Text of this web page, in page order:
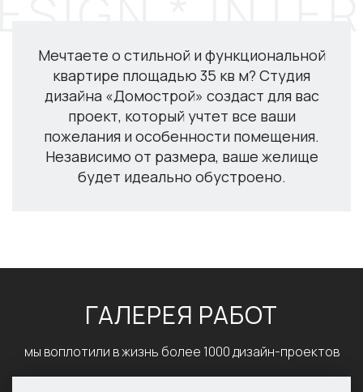
Мечтаете о стильной и функциональной
квартире площадью 35 кв м? Студия
дизайна «Домострой» создаст для вас
проект, который учтет все ваши
пожелания и особенности помещения.
Независимо от размера, ваше желище
будет идеально обустроено.
ГАЛЕРЕЯ РАБОТ
мы воплотили в жизнь более 1000 дизайн-проектов